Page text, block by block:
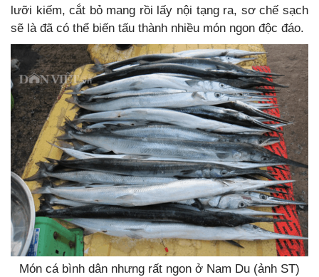
lưỡi kiếm, cắt bỏ mang rồi lấy nội tạng ra, sơ chế sạch
sẽ là đã có thể biến tấu thành nhiều món ngon độc đáo.
Món cá bình dân nhưng rất ngon ở Nam Du (ảnh ST)